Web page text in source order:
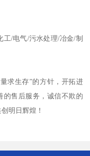
工/电气/污水处理/冶金/制
求生存”的方针，开拓进
的售后服务，诚信不欺的
明日辉煌！